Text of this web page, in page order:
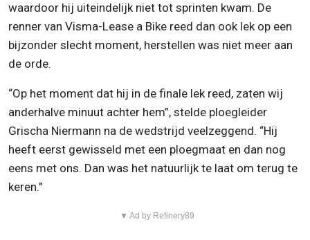
waardoor hij uiteindelijk niet tot sprinten kwam. De
renner van Visma-Lease a Bike reed dan ook lek op een
bijzonder slecht moment, herstellen was niet meer aan
de orde.
“Op het moment dat hij in de finale lek reed, zaten wij
anderhalve minuut achter hem”, stelde ploegleider
Grischa Niermann na de wedstrijd veelzeggend. “Hij
heeft eerst gewisseld met een ploegmaat en dan nog
eens met ons. Dan was het natuurlijk te laat om terug te
keren."
▼ Ad by Refinery89